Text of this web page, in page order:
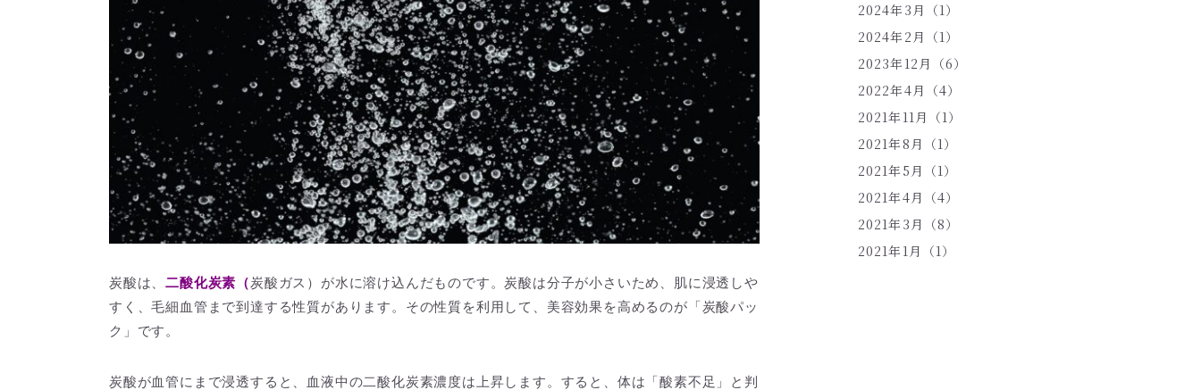
炭酸は、二酸化炭素（炭酸ガス）が水に溶け込んだものです。炭酸は分子が小さいため、肌に浸透しや
すく、毛細血管まで到達する性質があります。その性質を利用して、美容効果を高めるのが「炭酸パッ
ク」です。
炭酸が血管にまで浸透すると、血液中の二酸化炭素濃度は上昇します。すると、体は「酸素不足」と判
2024年3月（1）
2024年2月（1）
2023年12月（6）
2022年4月（4）
2021年11月（1）
2021年8月（1）
2021年5月（1）
2021年4月（4）
2021年3月（8）
2021年1月（1）